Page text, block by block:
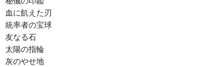
血に飢えた刃
統率者の宝球
友なる石
太陽の指輪
灰のやせ地